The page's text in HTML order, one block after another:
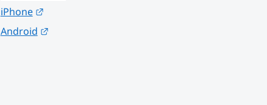
iPhone
Länk till annan webbplats.
Android
Länk till annan webbplats.